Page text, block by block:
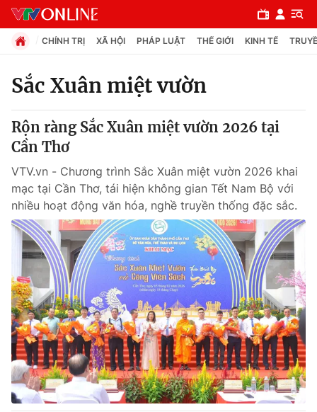
Chuyên mục
Chính trị
Xã hội
Pháp luật
Y tế
Thế giới
Tin tức
Thế giới đó đây
Câu chuyện quốc tế
Kinh tế
Tài chính
Thị trường
Dữ liệu và đời sống
CHÍNH TRỊ XÃ HỘI PHÁP LUẬT THẾ GIỚI KINH TẾ
Sắc Xuân miệt vườn
Rộn ràng Sắc Xuân miệt vườn 2026 tại
Cần Thơ
VTV.vn - Chương trình Sắc Xuân miệt vườn 2026 khai
mạc tại Cần Thơ, tái hiện không gian Tết Nam Bộ với
nhiều hoạt động văn hóa, nghề truyền thống đặc sắc.